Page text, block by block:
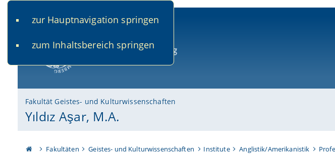
zur Hauptnavigation springen
zum Inhaltsbereich springen
Fakultät Geistes- und Kulturwissenschaften
Yıldız Aşar, M.A.
Fakultäten Geistes- und Kulturwissenschaften Institute Anglistik/Amerikanistik